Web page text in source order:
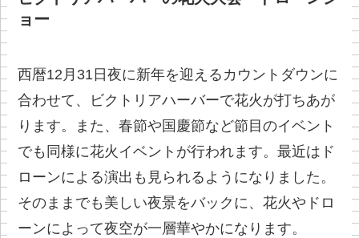
ョー
西暦12月31日夜に新年を迎えるカウントダウンに
合わせて、ビクトリアハーバーで花火が打ちあが
ります。また、春節や国慶節など節目のイベント
でも同様に花火イベントが行われます。最近はド
ローンによる演出も見られるようになりました。
そのままでも美しい夜景をバックに、花火やドロ
ーンによって夜空が一層華やかになります。